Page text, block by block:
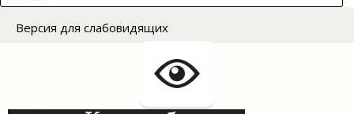
for:
Версия для слабовидящих